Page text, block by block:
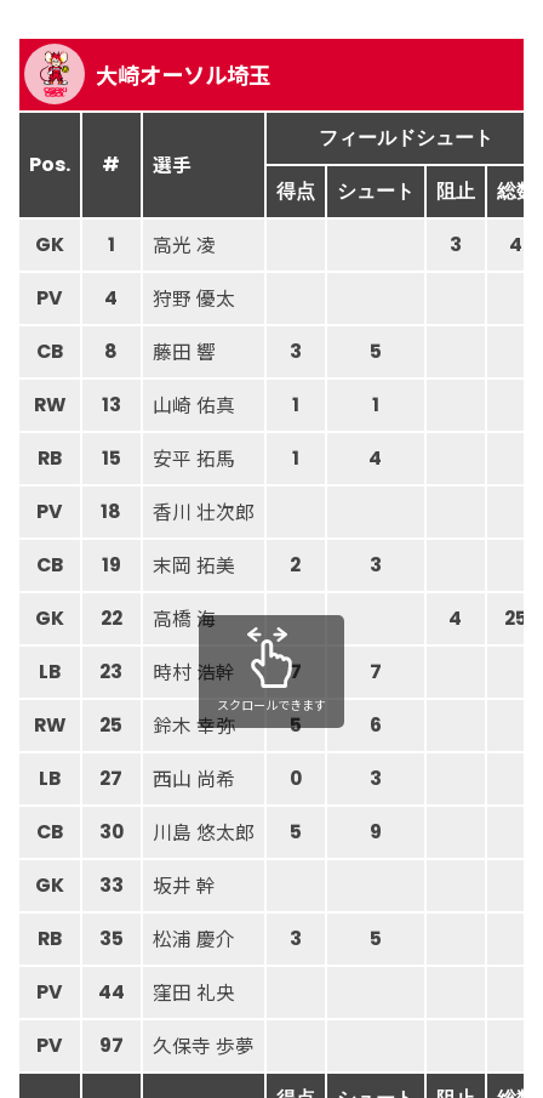
大崎オーソル埼玉
Pos. # 選手
フィールドシュート
得点 シュート 阻止 総数
GK 1 高光 凌 3 4
PV 4 狩野 優太
CB 8 藤田 響 3 5
RW 13 山崎 佑真 1 1
RB 15 安平 拓馬 1 4
PV 18 香川 壮次郎
CB 19 末岡 拓美 2 3
GK 22 高橋 海 4 25
LB 23 時村 浩幹 7 7
RW 25 鈴木 幸弥 5 6
LB 27 西山 尚希 0 3
CB 30 川島 悠太郎 5 9
GK 33 坂井 幹
RB 35 松浦 慶介 3 5
PV 44 窪田 礼央
PV 97 久保寺 歩夢
スクロールできます